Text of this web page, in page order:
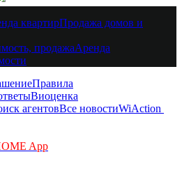
квартирПродажа домов и
продажаАренда
Правила
Виоценка
агентовВсе новостиWiAction
App